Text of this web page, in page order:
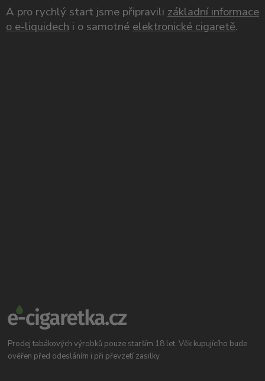
A pro rychlý start jsme připravili základní informace
o e-liquidech i o samotné elektronické cigaretě.
Prodej tabákových výrobků pouze starším 18 let. Věk kupujícího bude
ověřen před odesláním i při převzetí zasilky.